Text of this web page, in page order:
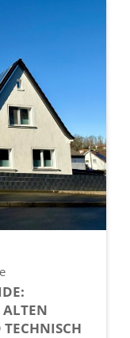
TECHNISCH